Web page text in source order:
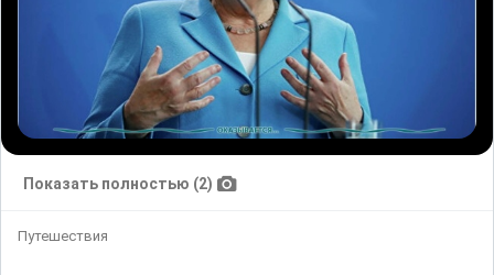
Показать полностью (2)
Путешествия